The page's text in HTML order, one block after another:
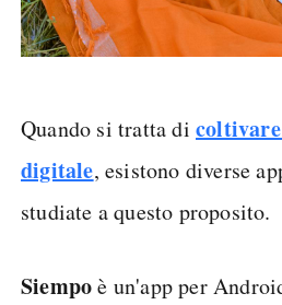
Quando si tratta di
digitale, esistono diverse
studiate a questo proposito.
Siempoè un'app per